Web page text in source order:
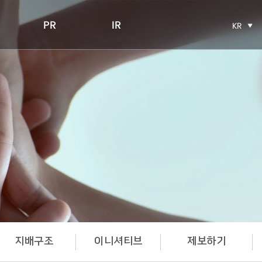
PR IR KR
지배구조 이니셔티브 제보하기